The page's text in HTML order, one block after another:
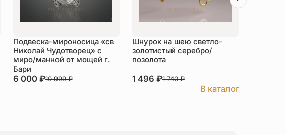
Подвеска-мироносица «св
Николай Чудотворец» с
миро/манной от мощей г.
Бари
6 000 ₽10 999₽
Шнурок на шею светло-
золотистый серебро/
позолота
1 496 ₽1 740₽
В каталог